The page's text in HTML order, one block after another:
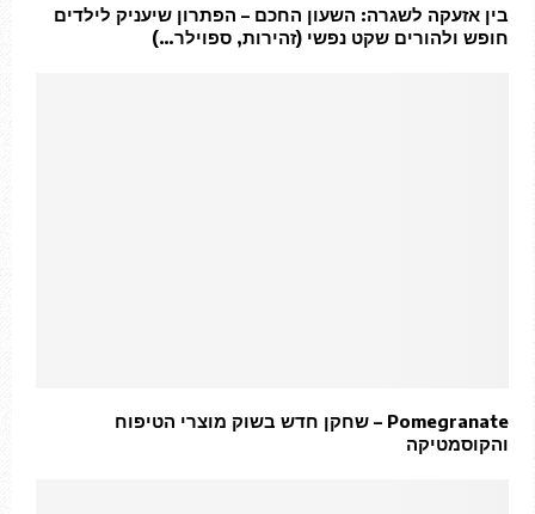
בין אזעקה לשגרה: השעון החכם – הפתרון שיעניק לילדים
חופש ולהורים שקט נפשי (זהירות, ספוילר…)
Pomegranate – שחקן חדש בשוק מוצרי הטיפוח
והקוסמטיקה